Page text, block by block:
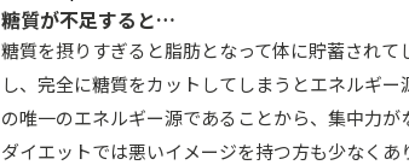
糖質が不足すると…
糖質を摂りすぎると脂肪となって体に貯蓄され
し、完全に糖質をカットしてしまうとエネルギ
の唯一のエネルギー源であることから、集中力が
ダイエットでは悪いイメージを持つ方も少なく